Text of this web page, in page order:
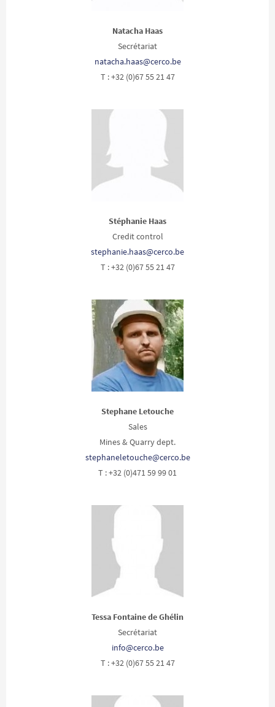
Natacha Haas
Secrétariat
natacha.haas@cerco.be
T : +32 (0)67 55 21 47
Stéphanie Haas
Credit control
stephanie.haas@cerco.be
T : +32 (0)67 55 21 47
Stephane Letouche
Sales
Mines & Quarry dept.
stephaneletouche@cerco.be
T : +32 (0)471 59 99 01
Tessa Fontaine de Ghélin
Secrétariat
info@cerco.be
T : +32 (0)67 55 21 47